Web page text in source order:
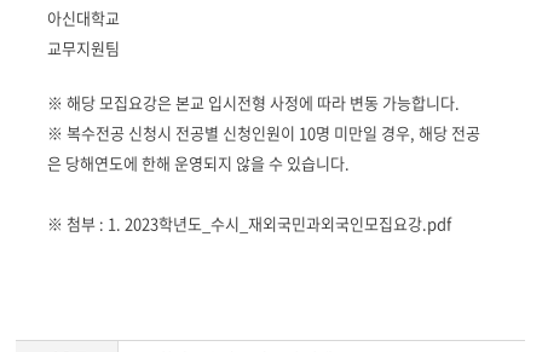
아신대학교
교무지원팀
※ 해당 모집요강은 본교 입시전형 사정에 따라 변동 가능합니다.
※ 복수전공 신청시 전공별 신청인원이 10명 미만일 경우, 해당 전공
은 당해연도에 한해 운영되지 않을 수 있습니다.
※ 첨부 : 1.2023학년도_수시_재외국민과외국인모집요강.pdf